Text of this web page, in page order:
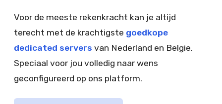
Voor de meeste rekenkracht kan je altijd
terecht met de krachtigste goedkope
dedicated servers van Nederland en Belgie.
Speciaal voor jou volledig naar wens
geconfigureerd op ons platform.